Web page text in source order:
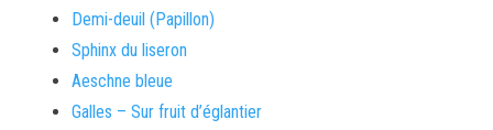
Demi-deuil (Papillon)
Sphinx du liseron
Aeschne bleue
Galles – Sur fruit d’églantier